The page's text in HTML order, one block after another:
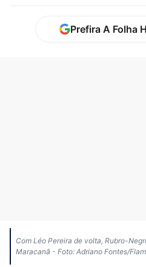
Prefira A Folha
Com Léo Pereira de volta, Rubro-
Maracanã - Foto: Adriano Fontes/